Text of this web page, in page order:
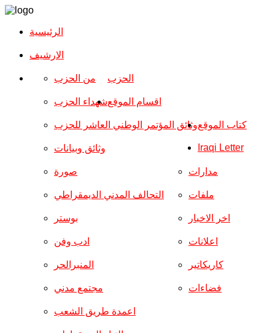
الرئيسية
الارشیف
الحزب من الحزب
شهداء الحزب
وثائق المؤتمر الوطني العاشر للحزب
وثائق وبيانات
اقسام الموقع
صورة
التحالف المدني الديمقراطي
بوستر
ادب وفن
المنبرالحر
مجتمع مدني
مدارات
ملفات
اخر الاخبار
اعلانات
كاريكاتير
فضاءات
اعمدة طريق الشعب
كتاب الموقع
Iraqi Letter